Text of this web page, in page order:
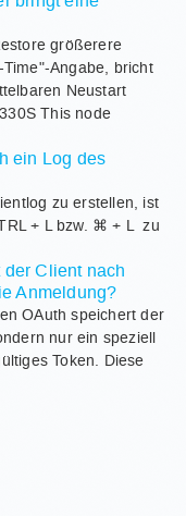
größerere
Angabe, bricht
Neustart
This node
ein Log des
zu erstellen, ist
+ L bzw. ⌘ + L zu
der Client nach
Anmeldung?
OAuth speichert der
nur ein speziell
Token. Diese